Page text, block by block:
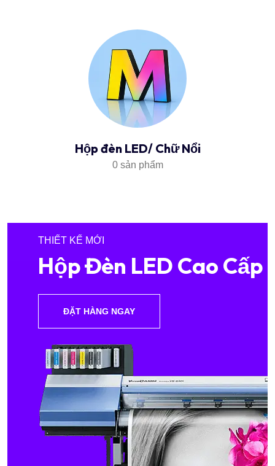
Hộp đèn LED/ Chữ Nổi
0 sản phẩm
THIẾT KẾ MỚI
Hộp Đèn LED Cao Cấp
ĐẶT HÀNG NGAY